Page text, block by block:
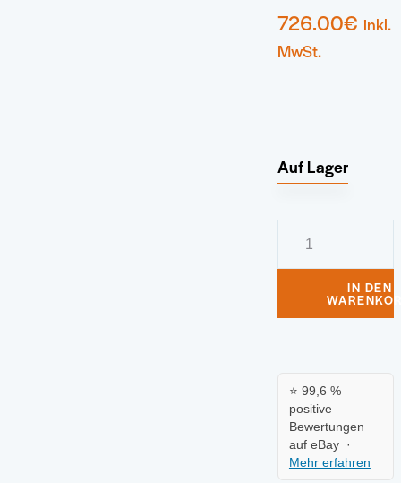
726.00€ inkl.
MwSt.
Auf Lager
Menge
IN DEN
⭐ 99,6 %
positive
Bewertungen
auf eBay ·
Mehr erfahren